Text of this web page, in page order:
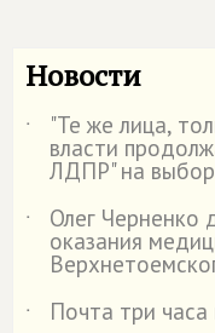
Новости
˙ "Те же лица,
власти
ЛДПР" на
˙
Олег Черненко
оказания
˙
Почта три часа